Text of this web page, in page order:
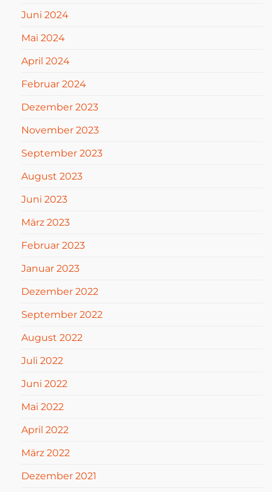
Juni 2024
Mai 2024
April 2024
Februar 2024
Dezember 2023
November 2023
September 2023
August 2023
Juni 2023
März 2023
Februar 2023
Januar 2023
Dezember 2022
September 2022
August 2022
Juli 2022
Juni 2022
Mai 2022
April 2022
März 2022
Dezember 2021